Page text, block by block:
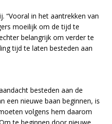
“Vooral in het aantrekken van
moeilijk om de tijd te
belangrijk om verder te
tijd te laten besteden aan
besteden aan de
een nieuwe baan beginnen, is
volgens hem daarom